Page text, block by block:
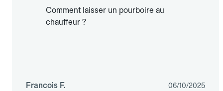
Comment laisser un pourboire au
chauffeur ?
Francois F. 06/10/2025